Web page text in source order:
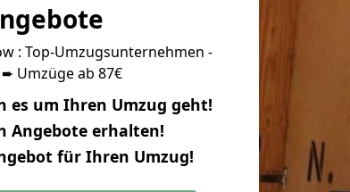
: Top-Umzugsunternehmen -
Umzüge ab 87€
es um Ihren Umzug geht!
Angebote erhalten!
für Ihren Umzug!